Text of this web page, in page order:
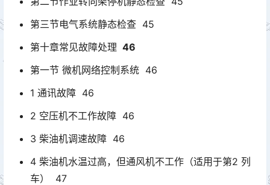
第三节电气系统静态检查 45
第十章常见故障处理 46
第一节 微机网络控制系统 46
1 通讯故障 46
2 空压机不工作故障 46
3 柴油机调速故障 46
4 柴油机水温过高，但通风机不工作（适用于第2 列
车） 47